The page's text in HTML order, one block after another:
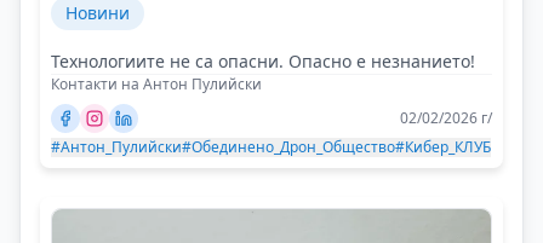
Новини
Технологиите не са опасни. Опасно е незнанието!
Контакти на Антон Пулийски
02/02/2026 г/
#Антон_Пулийски#Обединено_Дрон_Общество#Кибер_КЛУБ